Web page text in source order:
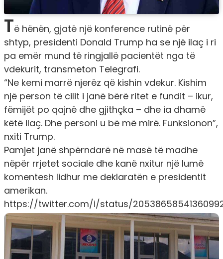
Të hënën, gjatë një konference rutinë për
shtyp, presidenti Donald Trump ha se një ilaç i ri
pa emër mund të ringjallë pacientët nga të
vdekurit, transmeton Telegrafi.
“Ne kemi marrë njerëz që kishin vdekur. Kishim
një person të cilit i janë bërë ritet e fundit – ikur,
fëmijët po qajnë dhe gjithçka – dhe ia dhamë
këtë ilaç. Dhe personi u bë më mirë. Funksionon”,
nxiti Trump.
Pamjet janë shpërndarë në masë të madhe
nëpër rrjetet sociale dhe kanë nxitur një lumë
komentesh lidhur me deklaratën e presidentit
amerikan.
https://twitter.com/i/status/